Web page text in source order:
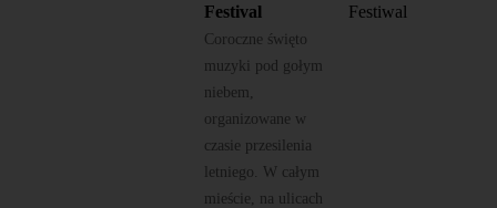
Festival
Coroczne święto
muzyki pod gołym
niebem,
organizowane w
czasie przesilenia
letniego. W całym
mieście, na ulicach
Festiwal